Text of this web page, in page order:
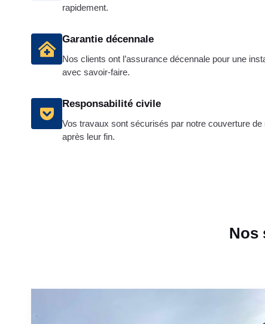
rapidement.
Garantie décennale
Nos clients ont l’assurance décennale pour une
avec savoir-faire.
Responsabilité civile
Vos travaux sont sécurisés par notre couverture
après leur fin.
Nos